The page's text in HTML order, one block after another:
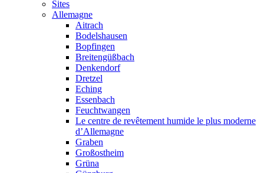
Sites
Allemagne
Aitrach
Bodelshausen
Bopfingen
Breitengüßbach
Denkendorf
Dretzel
Eching
Essenbach
Feuchtwangen
Le centre de revêtement humide le plus moderne
d’Allemagne
Graben
Großostheim
Grüna